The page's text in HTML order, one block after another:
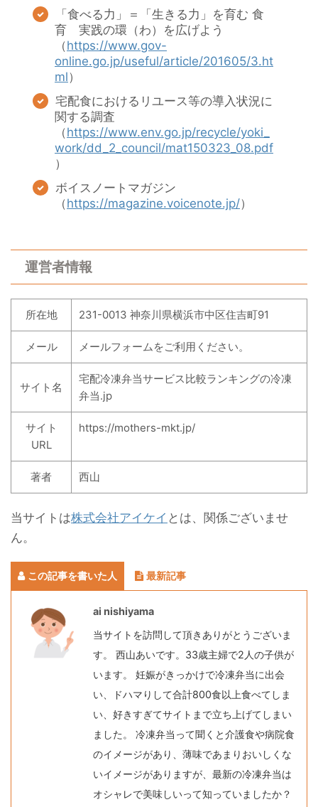
「食べる力」＝「生きる力」を育む 食
育 実践の環（わ）を広げよう
（https://www.gov-
online.go.jp/useful/article/201605/3.ht
ml）
宅配食におけるリユース等の導入状況に
関する調査
（https://www.env.go.jp/recycle/yoki_
work/dd_2_council/mat150323_08.pdf
）
ボイスノートマガジン
（https://magazine.voicenote.jp/）
運営者情報
所在地 231-0013 神奈川県横浜市中区住吉町91
メール メールフォームをご利用ください。
サイト名
宅配冷凍弁当サービス比較ランキングの冷凍
弁当.jp
サイト
URL
https://mothers-mkt.jp/
著者 西山
当サイトは株式会社アイケイ とは、関係ございませ
ん。
この記事を書いた人 最新記事
ai nishiyama
当サイトを訪問して頂きありがとうございま
す。 西山あいです。33歳主婦で2人の子供が
います。 妊娠がきっかけで冷凍弁当に出会
い、ドハマりして合計800食以上食べてしま
い、好きすぎてサイトまで立ち上げてしまい
ました。 冷凍弁当って聞くと介護食や病院食
のイメージがあり、薄味であまりおいしくな
いイメージがありますが、最新の冷凍弁当は
オシャレで美味しいって知っていましたか？